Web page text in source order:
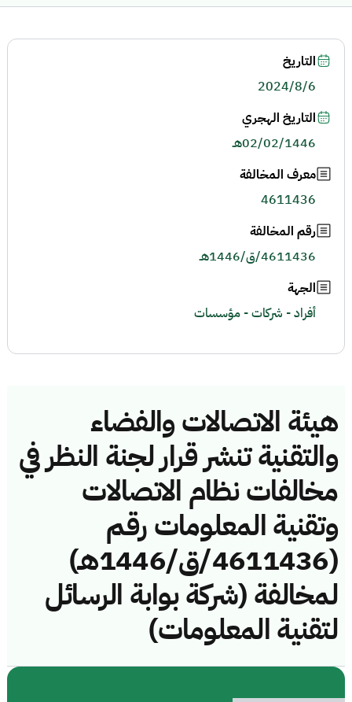
هيئة الاتصالات والفضاء
والتقنية تنشر قرار لجنة النظر في
مخالفات نظام الاتصالات
وتقنية المعلومات رقم
(4611436/ق/1446هـ)
لمخالفة (شركة بوابة الرسائل
لتقنية المعلومات)
التاريخ
2024/8/6
التاريخ الهجري
02/02/1446هـ
معرف المخالفة
4611436
رقم المخالفة
4611436/ق/1446هـ
الجهة
أفراد - شركات - مؤسسات